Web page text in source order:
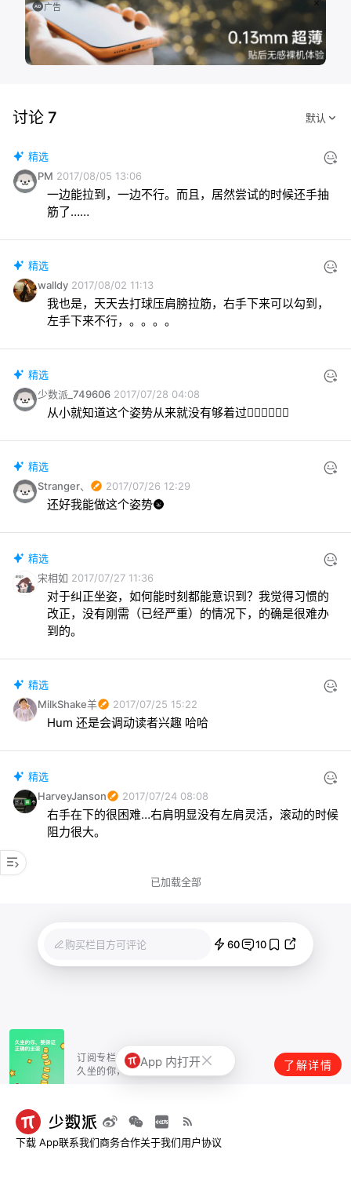
广告
讨论 7
精选
PM 2017/08/05 13:06
一边能拉到，一边不行。而且，居然尝试的时候还手抽
筋了……
精选
walldy 2017/08/02 11:13
我也是，天天去打球压肩膀拉筋，右手下来可以勾到，
左手下来不行，。。。。
精选
少数派_749606 2017/07/28 04:08
从小就知道这个姿势从来就没有够着过🤦‍♂️🤦‍♂️🤦‍♂️
精选
Stranger、
2017/07/26 12:29
还好我能做这个姿势🌚
精选
宋相如 2017/07/27 11:36
对于纠正坐姿，如何能时刻都能意识到？我觉得习惯的
改正，没有刚需（已经严重）的情况下，的确是很难办
到的。
精选
MilkShake羊
2017/07/25 15:22
Hum 还是会调动读者兴趣 哈哈
精选
HarveyJanson
2017/07/24 08:08
右手在下的很困难…右肩明显没有左肩灵活，滚动的时候
阻力很大。
已加载全部
购买栏目方可评论 60 10
订阅专栏
久坐的你，要保证正确的坐姿
了解详情
App 内打开
下载 App联系我们商务合作关于我们用户协议